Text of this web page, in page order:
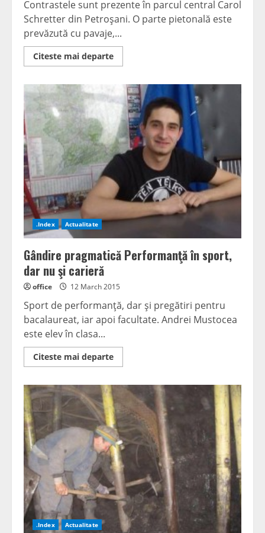
Contrastele sunt prezente în parcul central Carol
Schretter din Petroşani. O parte pietonală este
prevăzută cu pavaje,...
Citeste mai departeRead
more
parc,
două
lumi
.Index Actualitate
Gândire pragmatică Performanţă în sport,
dar nu şi carieră
office 12 March 2015
Sport de performanţă, dar şi pregătiri pentru
bacalaureat, iar apoi facultate. Andrei Mustocea
este elev în clasa...
Citeste mai departeRead
more
pragmatică
Performanţă
în
sport,
dar
nu
şi
carieră
.Index Actualitate